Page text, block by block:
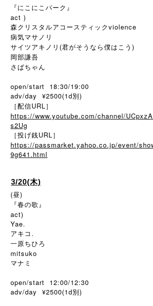
『にこにこパーク』
act )
森クリスタルアコースティックviolence
病気マサノリ
サイツアキノリ(君がそうなら僕はこう)
岡部謙吾
さばちゃん
open/start 18:30/19:00
adv/day ¥2500(1d別)
［配信URL］
https://www.youtube.com/channel/
s2Ug
［投げ銭URL］
https://passmarket.yahoo.co.jp/event/
9g641.html
3/20(木)
(昼)
『春の歌』
act)
Yae.
アキコ.
一原ちひろ
mitsuko
マナミ
open/start 12:00/12:30
adv/day ¥2500(1d別)